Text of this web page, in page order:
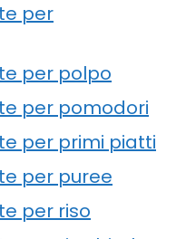
per
per polpo
per pomodori
per primi piatti
per puree
per riso